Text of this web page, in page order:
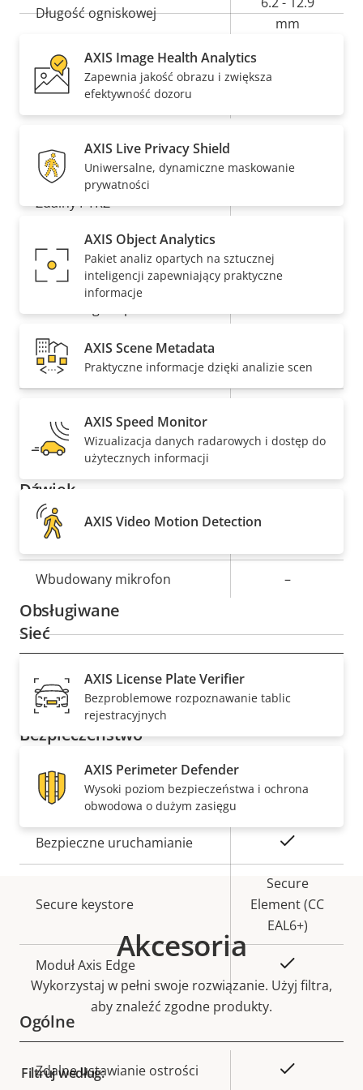
nieruchomości
Długość ogniskowej
mm
Pole widzenia w poziomie
Pole widzenia w pionie
Obrót, pochylenie i zbliżenie
Zdalny PTRZ
Kompresja
nieruchomości
H.264
High, Main
AV1 –
Dźwięk
Opis
nieruchomości
nieruchomości
Obsługa dźwięku
Wbudowany mikrofon –
Sieć
Opis
nieruchomości
Wartość
nieruchomości
Klasa PoE
Bezpieczeństwo
Opis
nieruchomości
Wartość
nieruchomości
Podpisany system
operacyjny
Tak
Bezpieczne uruchamianie
Secure keystore
Secure
Element (CC
EAL6+)
Moduł Axis Edge
Ogólne
Opis
Wartość
Zdalne ustawianie ostrości
AXIS Image Health Analytics
Zapewnia jakość obrazu i zwiększa
efektywność dozoru
AXIS Live Privacy Shield
Uniwersalne, dynamiczne maskowanie
prywatności
AXIS Object Analytics
Pakiet analiz opartych na sztucznej
inteligencji zapewniający praktyczne
informacje
AXIS Scene Metadata
Praktyczne informacje dzięki analizie scen
AXIS Speed Monitor
Wizualizacja danych radarowych i dostęp do
użytecznych informacji
AXIS Video Motion Detection
Obsługiwane
AXIS License Plate Verifier
Bezproblemowe rozpoznawanie tablic
rejestracyjnych
AXIS Perimeter Defender
Wysoki poziom bezpieczeństwa i ochrona
obwodowa o dużym zasięgu
Akcesoria
Wykorzystaj w pełni swoje rozwiązanie. Użyj filtra,
aby znaleźć zgodne produkty.
Filtruj według: